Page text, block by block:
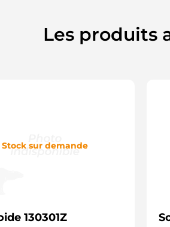
Les produits
Stock sur demande
130301Z